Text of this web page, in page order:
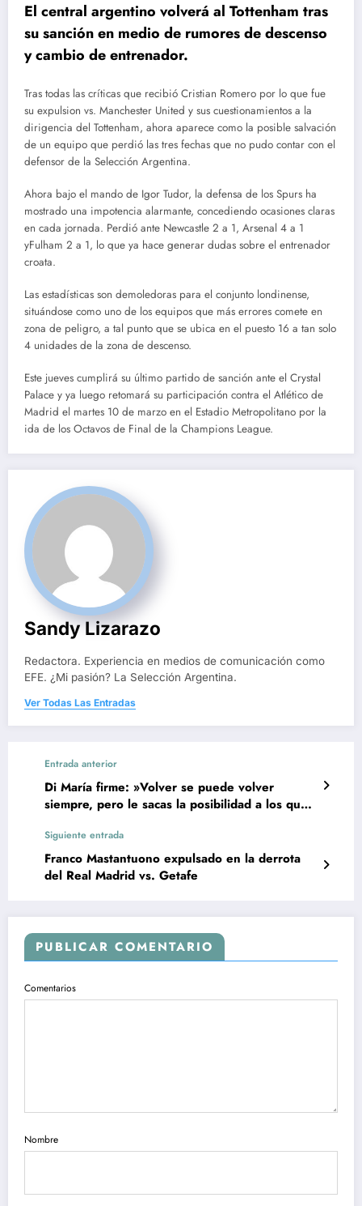
El central argentino volverá al Tottenham tras
su sanción en medio de rumores de descenso
y cambio de entrenador.
Tras todas las críticas que recibió Cristian Romero por lo que fue
su expulsion vs. Manchester United y sus cuestionamientos a la
dirigencia del Tottenham, ahora aparece como la posible salvación
de un equipo que perdió las tres fechas que no pudo contar con el
defensor de la Selección Argentina.
Ahora bajo el mando de Igor Tudor, la defensa de los Spurs ha
mostrado una impotencia alarmante, concediendo ocasiones claras
en cada jornada. Perdió ante Newcastle 2 a 1, Arsenal 4 a 1
yFulham 2 a 1, lo que ya hace generar dudas sobre el entrenador
croata.
Las estadísticas son demoledoras para el conjunto londinense,
situándose como uno de los equipos que más errores comete en
zona de peligro, a tal punto que se ubica en el puesto 16 a tan solo
4 unidades de la zona de descenso.
Este jueves cumplirá su último partido de sanción ante el Crystal
Palace y ya luego retomará su participación contra el Atlético de
Madrid el martes 10 de marzo en el Estadio Metropolitano por la
ida de los Octavos de Final de la Champions League.
Sandy Lizarazo
Redactora. Experiencia en medios de comunicación como
EFE. ¿Mi pasión? La Selección Argentina.
Ver Todas Las Entradas
Entrada anterior
Di María firme: »Volver se puede volver
siempre, pero le sacas la posibilidad a los que
Siguiente entrada
Franco Mastantuono expulsado en la derrota
del Real Madrid vs. Getafe
PUBLICAR COMENTARIO
Comentarios
Nombre